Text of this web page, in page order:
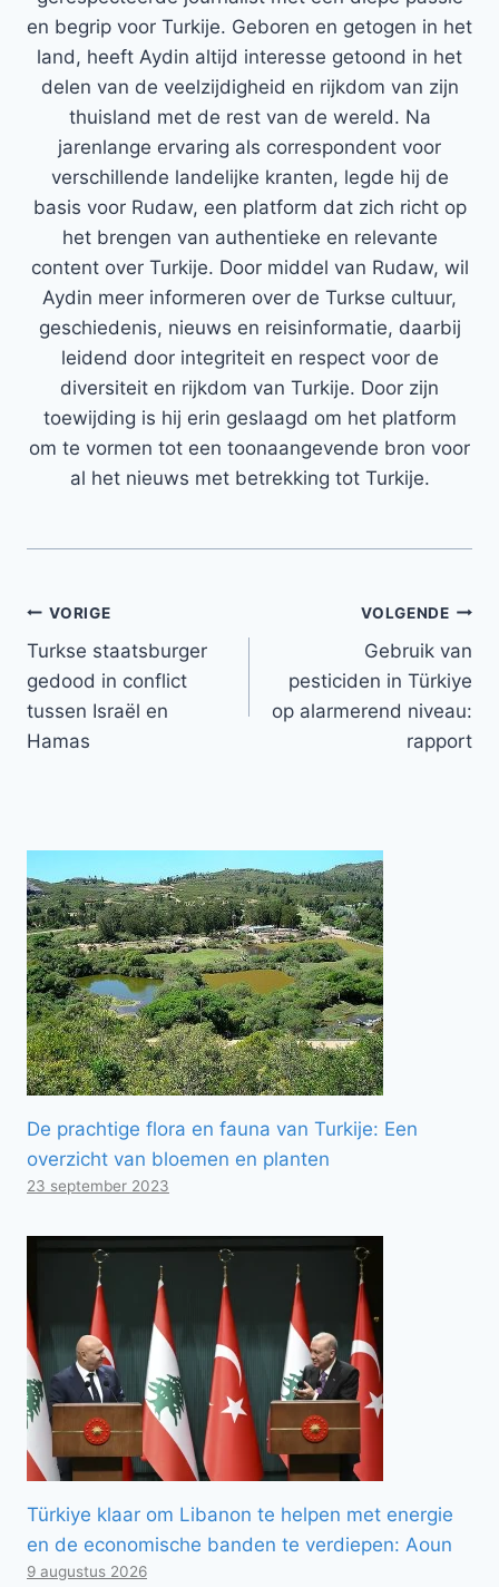
en begrip voor Turkije. Geboren en getogen in het
land, heeft Aydin altijd interesse getoond in het
delen van de veelzijdigheid en rijkdom van zijn
thuisland met de rest van de wereld. Na
jarenlange ervaring als correspondent voor
verschillende landelijke kranten, legde hij de
basis voor Rudaw, een platform dat zich richt op
het brengen van authentieke en relevante
content over Turkije. Door middel van Rudaw, wil
Aydin meer informeren over de Turkse cultuur,
geschiedenis, nieuws en reisinformatie, daarbij
leidend door integriteit en respect voor de
diversiteit en rijkdom van Turkije. Door zijn
toewijding is hij erin geslaagd om het platform
om te vormen tot een toonaangevende bron voor
al het nieuws met betrekking tot Turkije.
Bericht
navigatie
VORIGE
Turkse staatsburger
gedood in conflict
tussen Israël en
Hamas
VOLGENDE
Gebruik van
pesticiden in Türkiye
op alarmerend niveau:
rapport
De prachtige flora en fauna van Turkije: Een
overzicht van bloemen en planten
23 september 2023
Türkiye klaar om Libanon te helpen met energie
en de economische banden te verdiepen: Aoun
9 augustus 2026